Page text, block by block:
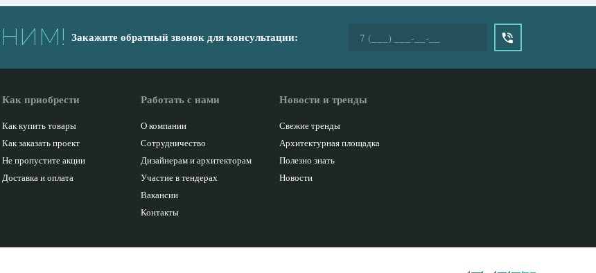
Закажите обратный звонок для консультации:
Как приобрести
Как купить товары
Как заказать проект
Не пропустите акции
Доставка и оплата
Работать с нами
О компании
Сотрудничество
Дизайнерам и архитекторам
Участие в тендерах
Вакансии
Контакты
Новости и тренды
Свежие тренды
Архитектурная площадка
Полезно знать
Новости